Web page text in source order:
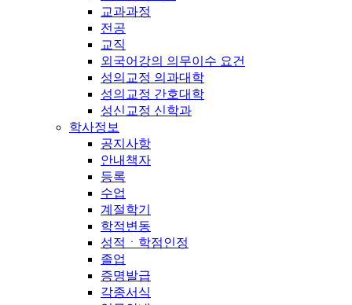
교과과정
전공
교직
외국어강의 의무이수 요건
성의교정 의과대학
성의교정 간호대학
성신교정 신학과
학사정보
공지사항
안내책자
등록
수업
계절학기
학적변동
성적ㆍ학점인정
졸업
증명발급
각종서식